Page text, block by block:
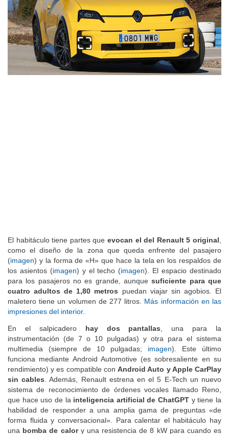
El habitáculo tiene partes que evocan el del Renault 5 original,
como el diseño de la zona que queda enfrente del pasajero
(imagen) y la forma de «H» que hace la tela en los respaldos de
los asientos (imagen) y el techo (imagen). El espacio destinado
para los pasajeros no es grande, aunquesuficiente para que
cuatro adultos de 1,80 metros puedan viajar sin agobios. El
maletero tiene un volumen de 277 litros. Más información en las
impresiones del interior.
En el salpicadero hay dos pantallas, una para la
instrumentación (de 7 o 10 pulgadas) y otra para el sistema
multimedia (siempre de 10 pulgadas; imagen). Este último
funciona mediante Android Automotive (es sobresaliente en su
rendimiento) y es compatible conAndroid Auto y Apple CarPlay
sin cables. Además, Renault estrena en el 5 E-Tech un nuevo
sistema de reconocimiento de órdenes vocales llamado Reno,
que hace uso de la inteligencia artificial de ChatGPT y tiene la
habilidad de responder a una amplia gama de preguntas «de
forma fluida y conversacional». Para calentar el habitáculo hay
una bomba de calory una resistencia de 8 kW para cuando es